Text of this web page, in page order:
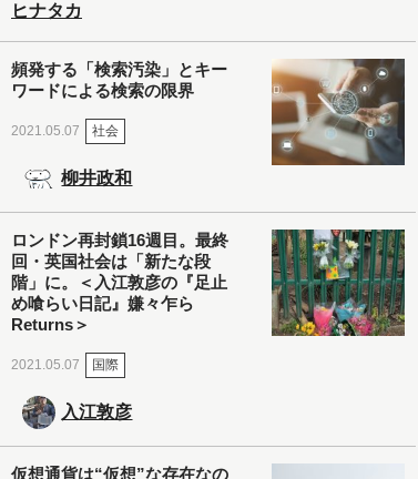
ヒナタカ
頻発する「検索汚染」とキー
ワードによる検索の限界
2021.05.07 社会
柳井政和
ロンドン再封鎖16週目。最終
回・英国社会は「新たな段
階」に。＜入江敦彦の『足止
め喰らい日記』嫌々乍ら
Returns＞
2021.05.07 国際
入江敦彦
仮想通貨は“仮想”な存在なの